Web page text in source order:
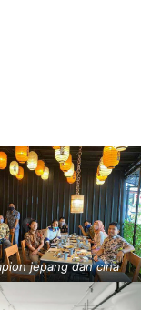
jepang dan cina